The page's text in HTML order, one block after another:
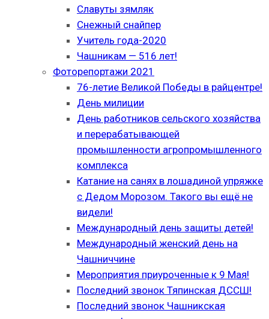
Славуты зямляк
Снежный снайпер
Учитель года-2020
Чашникам — 516 лет!
Фоторепортажи 2021
76-летие Великой Победы в райцентре!
День милиции
День работников сельского хозяйства
и перерабатывающей
промышленности агропромышленного
комплекса
Катание на санях в лошадиной упряжке
с Дедом Морозом. Такого вы ещё не
видели!
Международный день защиты детей!
Международный женский день на
Чашниччине
Мероприятия приуроченные к 9 Мая!
Последний звонок Тяпинская ДССШ!
Последний звонок Чашникская